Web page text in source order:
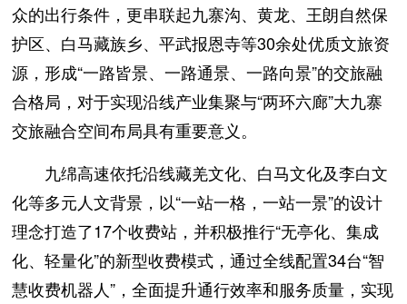
众的出行条件，更串联起九寨沟、黄龙、王朗自然保
护区、白马藏族乡、平武报恩寺等30余处优质文旅资
源，形成“一路皆景、一路通景、一路向景”的交旅融
合格局，对于实现沿线产业集聚与“两环六廊”大九寨
交旅融合空间布局具有重要意义。
九绵高速依托沿线藏羌文化、白马文化及李白文
化等多元人文背景，以“一站一格，一站一景”的设计
理念打造了17个收费站，并积极推行“无亭化、集成
化、轻量化”的新型收费模式，通过全线配置34台“智
慧收费机器人”，全面提升通行效率和服务质量，实现